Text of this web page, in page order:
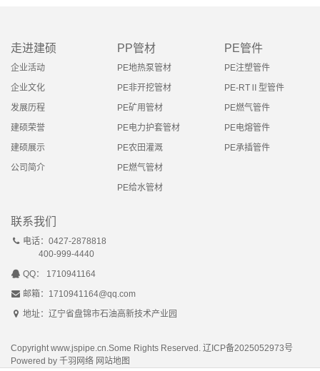
走进建硕
企业活动
企业文化
发展历程
建硕荣誉
建硕展示
公司简介
PP管材
PE地热泵管材
PE非开挖管材
PE矿用管材
PE电力护套管材
PE农田灌溉
PE燃气管材
PE给水管材
PE管件
PE注塑管件
PE-RTⅡ型管件
PE燃气管件
PE电熔管件
PE承插管件
联系我们
电话：0427-2878818
400-999-4440
QQ： 1710941164
邮箱：1710941164@qq.com
地址：辽宁省盘锦市石油高新技术产业园
Copyright www.jspipe.cn.Some Rights Reserved. 辽ICP备2025052973号
Powered by 千羽网络 网站地图